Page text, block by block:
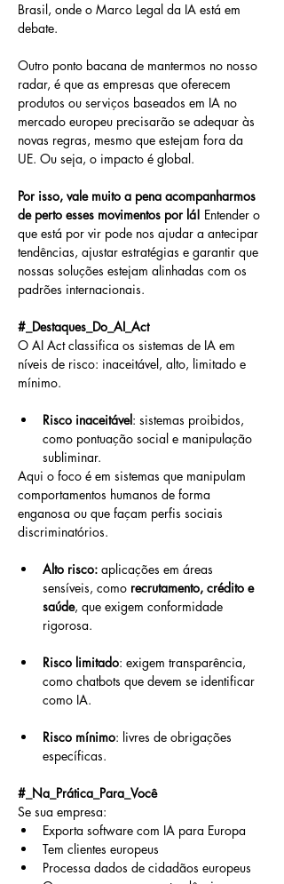
Brasil, onde o Marco Legal da IA está em
debate.
Outro ponto bacana de mantermos no nosso
radar, é que as empresas que oferecem
produtos ou serviços baseados em IA no
mercado europeu precisarão se adequar às
novas regras, mesmo que estejam fora da
UE. Ou seja, o impacto é global.
Por isso, vale muito a pena acompanharmos
de perto esses movimentos por lá! Entender o
que está por vir pode nos ajudar a antecipar
tendências, ajustar estratégias e garantir que
nossas soluções estejam alinhadas com os
padrões internacionais.
#_Destaques_Do_AI_Act
O AI Act classifica os sistemas de IA em
níveis de risco: inaceitável, alto, limitado e
mínimo.
Risco inaceitável: sistemas proibidos,
como pontuação social e manipulação
subliminar.
Aqui o foco é em sistemas que manipulam
comportamentos humanos de forma
enganosa ou que façam perfis sociais
discriminatórios.
Alto risco: aplicações em áreas
sensíveis, como recrutamento, crédito e
saúde, que exigem conformidade
rigorosa.
Risco limitado: exigem transparência,
como chatbots que devem se identificar
como IA.
Risco mínimo: livres de obrigações
específicas.
#_Na_Prática_Para_Você
Se sua empresa:
Exporta software com IA para Europa
Tem clientes europeus
Processa dados de cidadãos europeus